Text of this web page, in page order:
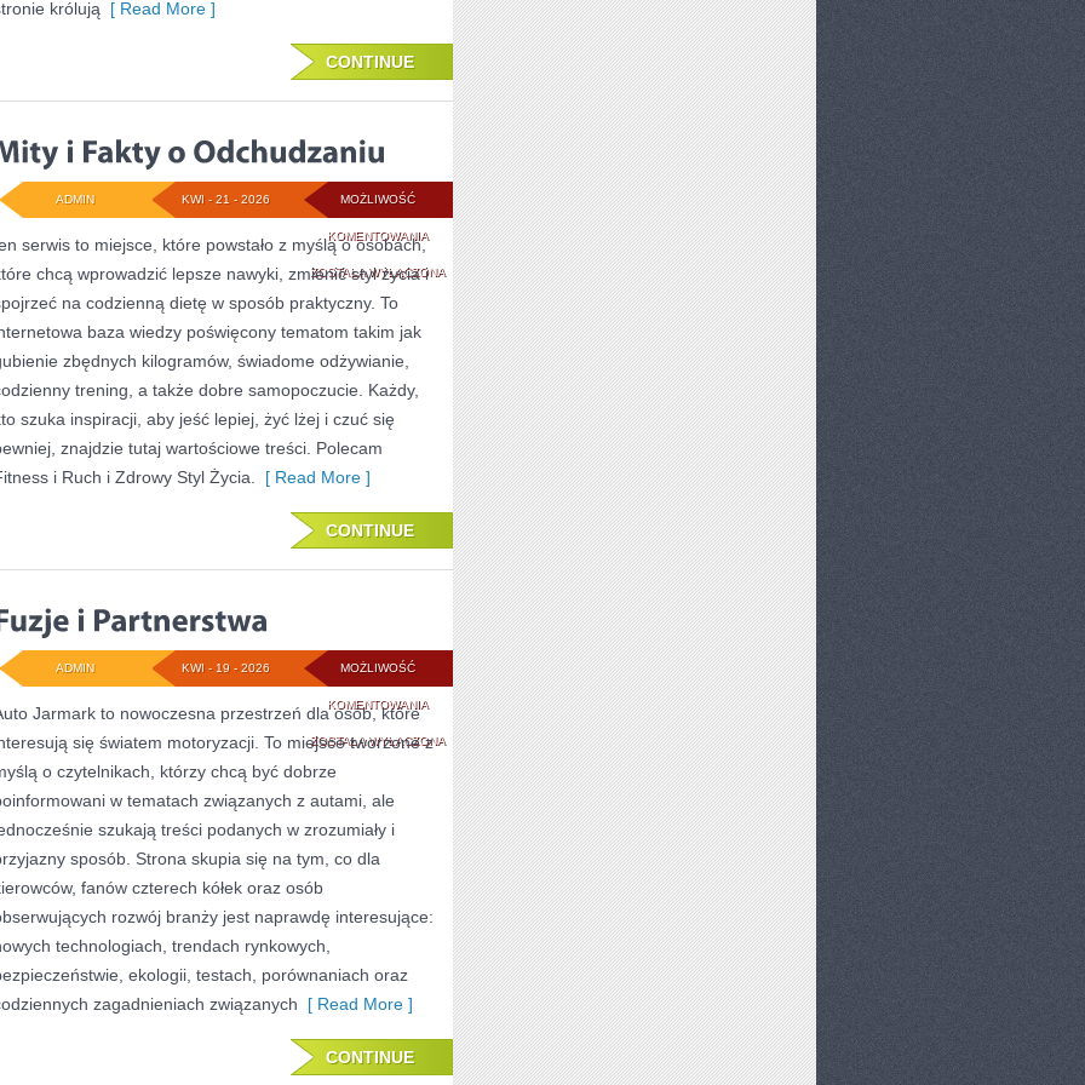
królują [ Read More ]
CONTINUE
MOŻLIWOŚĆ
KOMENTOWANIAMITY
I
FAKTY
ODCHUDZANIU
ZOSTAŁA WYŁĄCZONA
KWI - 21 - 2026
ADMIN
serwis to miejsce, które powstało z myślą o osobach,
chcą wprowadzić lepsze nawyki, zmienić styl życia i
na codzienną dietę w sposób praktyczny. To
baza wiedzy poświęcony tematom takim jak
zbędnych kilogramów, świadome odżywianie,
trening, a także dobre samopoczucie. Każdy,
szuka inspiracji, aby jeść lepiej, żyć lżej i czuć się
znajdzie tutaj wartościowe treści. Polecam
i Ruch i Zdrowy Styl Życia.
[ Read More ]
CONTINUE
MOŻLIWOŚĆ
KOMENTOWANIAFUZJE
I
PARTNERSTWA
ZOSTAŁA WYŁĄCZONA
KWI - 19 - 2026
ADMIN
Jarmark to nowoczesna przestrzeń dla osób, które
się światem motoryzacji. To miejsce tworzone z
o czytelnikach, którzy chcą być dobrze
w tematach związanych z autami, ale
szukają treści podanych w zrozumiały i
sposób. Strona skupia się na tym, co dla
fanów czterech kółek oraz osób
rozwój branży jest naprawdę interesujące:
technologiach, trendach rynkowych,
ekologii, testach, porównaniach oraz
zagadnieniach związanych [ Read More ]
CONTINUE